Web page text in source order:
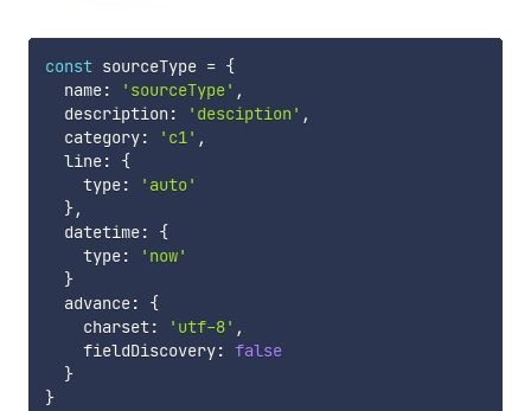
const sourceType = {
  name
: 'sourceType' ,
  description
: 'desciption' ,
  category
: 'c1' ,
  line
:
{
    type
:
'auto'
},
  datetime
:
{
    type
:
'now'
}
  advance
:
{
    charset
: 'utf-8' ,
    fieldDiscovery
: false
}
}